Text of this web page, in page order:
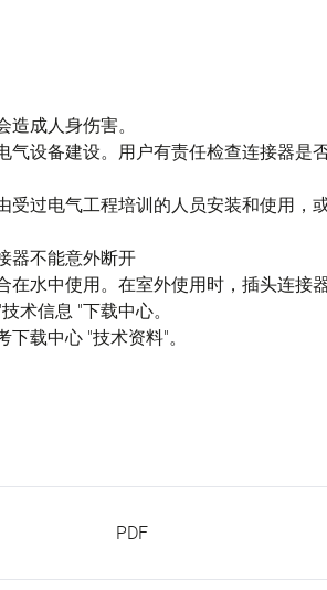
成人身伤害。
设备建设。用户有责任检查连接器是
过电气工程培训的人员安装和使用，
器不能意外断开
在水中使用。在室外使用时，插头连接
术信息 "下载中心。
载中心 "技术资料"。
PDF